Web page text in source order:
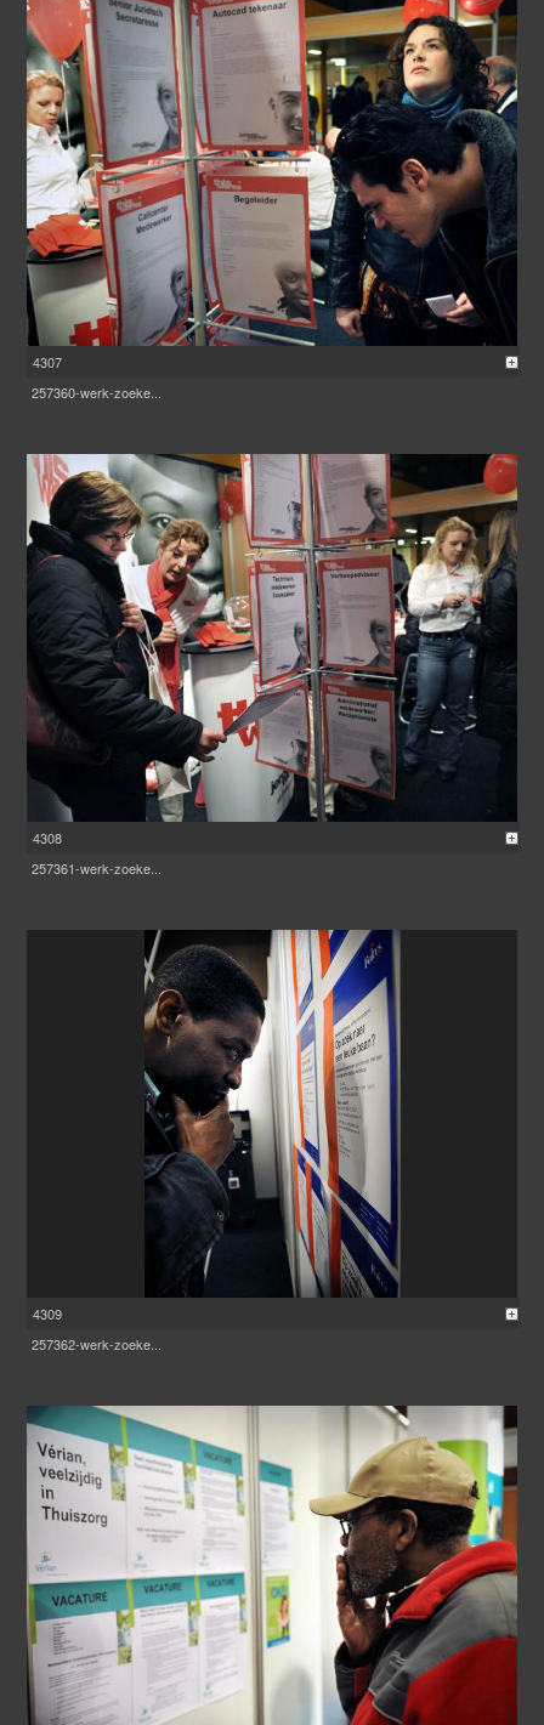
4307
257360-werk-zoeke...
4308
257361-werk-zoeke...
4309
257362-werk-zoeke...